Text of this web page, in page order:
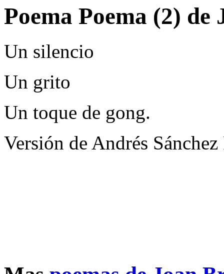
Poema Poema (2) de
Un silencio
Un grito
Un toque de gong.
Versión de Andrés